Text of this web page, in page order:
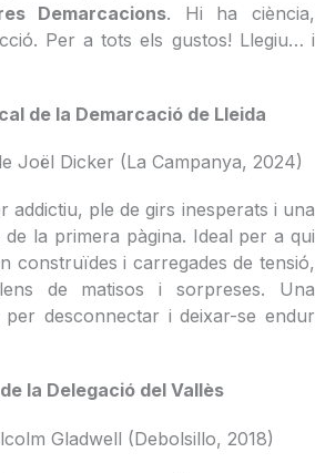
Demarcacions. Hi ha ciència,
Per a tots els gustos! Llegiu… i
de la Demarcació de Lleida
Joël Dicker (La Campanya, 2024)
addictiu, ple de girs inesperats i una
la primera pàgina. Ideal per a qui
construïdes i carregades de tensió,
de matisos i sorpreses. Una
desconnectar i deixar-se endur
la Delegació del Vallès
Gladwell (Debolsillo, 2018)